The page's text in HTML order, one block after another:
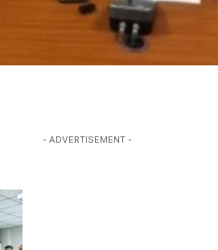
- ADVERTISEMENT -